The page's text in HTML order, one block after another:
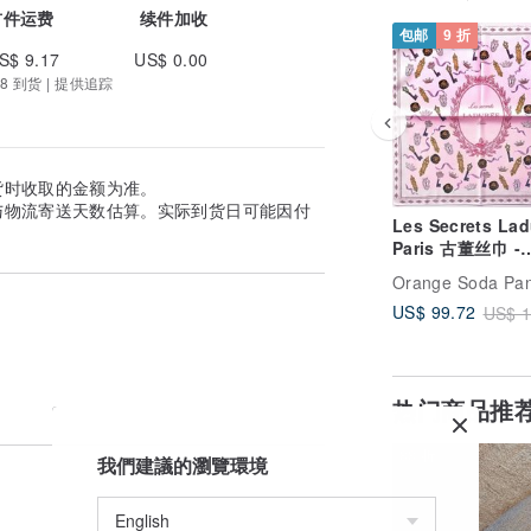
包邮 9 折
Les Secrets
Paris 古董丝巾 -
Chérie 系列 (23
Orange Soda
US$ 99.72 US$
热门商品推
运费
续件加收
9.17
US$ 0.00
到货 | 提供追踪
收取的金额为准。
流寄送天数估算。实际到货日可能因付
我們建議的瀏覽環境